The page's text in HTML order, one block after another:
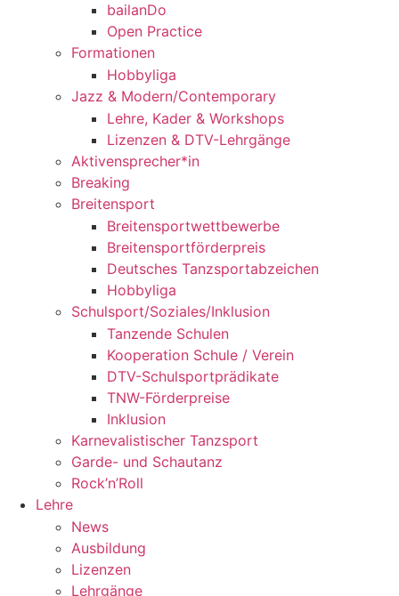
bailanDo
Open Practice
Formationen
Hobbyliga
Jazz & Modern/Contemporary
Lehre, Kader & Workshops
Lizenzen & DTV-Lehrgänge
Aktivensprecher*in
Breaking
Breitensport
Breitensportwettbewerbe
Breitensportförderpreis
Deutsches Tanzsportabzeichen
Hobbyliga
Schulsport/Soziales/Inklusion
Tanzende Schulen
Kooperation Schule / Verein
DTV-Schulsportprädikate
TNW-Förderpreise
Inklusion
Karnevalistischer Tanzsport
Garde- und Schautanz
Rock’n’Roll
Lehre
News
Ausbildung
Lizenzen
Lehrgänge